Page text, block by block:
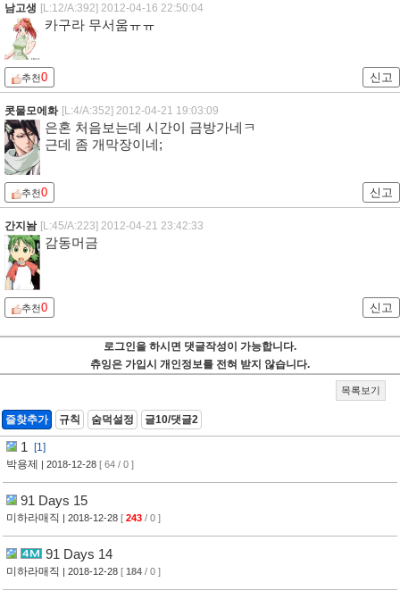
남고생 [L:12/A:392] 2012-04-16 22:50:04
카구라 무서움ㅠㅠ
추천0 신고
콧물모에화 [L:4/A:352] 2012-04-21 19:03:09
은혼 처음보는데 시간이 금방가네ㅋ
근데 좀 개막장이네;
추천0 신고
간지놤 [L:45/A:223] 2012-04-21 23:42:33
감동머금
추천0 신고
로그인을 하시면 댓글작성이 가능합니다.
츄잉은 가입시 개인정보를 전혀 받지 않습니다.
목록보기
즐찾추가 규칙 숨덕설정 글10/댓글2
1
[1]
박용제
| 2018-12-28 [ 64 / 0 ]
91 Days 15
미하라매직 | 2018-12-28 [ 243 / 0 ]
91 Days 14
미하라매직 | 2018-12-28 [ 184 / 0 ]